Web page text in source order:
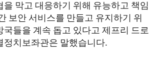
HEALTH
을 막고 대응하기 위해 유능하고 책임
보안 서비스를 만들고 유지하기 위
국들을 계속 돕고 있다고 제프리 드로
정치보좌관은 말했습니다.